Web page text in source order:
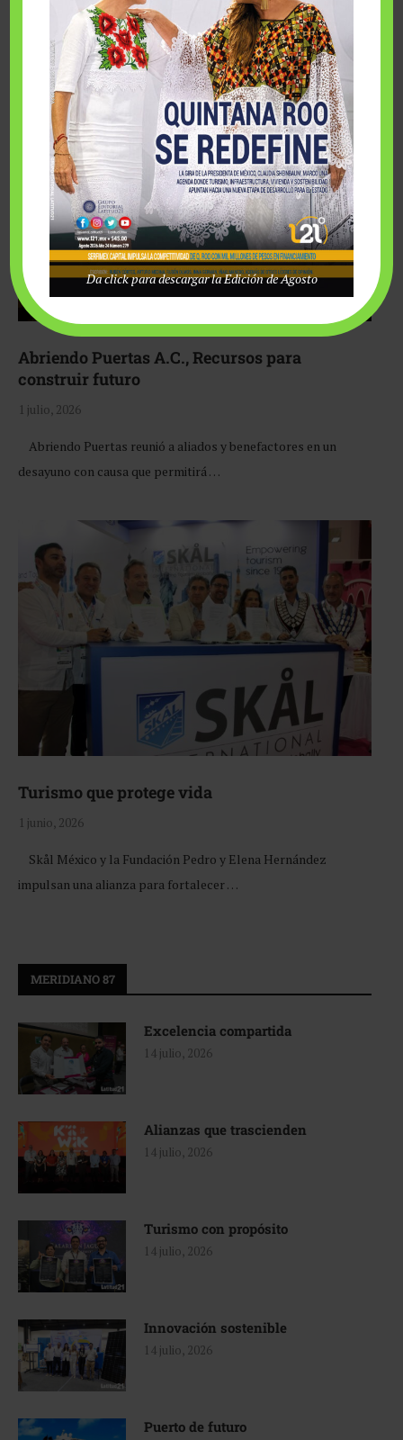
Fairmont Mayakoba y Make-A-Wish México unieron
esfuerzos para hacer realidad el deseo de una …
Abriendo Puertas A.C., Recursos para
construir futuro
1 julio, 2026
Abriendo Puertas reunió a aliados y benefactores en un
desayuno con causa que permitirá …
Turismo que protege vida
1 junio, 2026
Skål México y la Fundación Pedro y Elena Hernández
impulsan una alianza para fortalecer …
MERIDIANO 87
Excelencia compartida
14 julio, 2026
Alianzas que trascienden
14 julio, 2026
Turismo con propósito
14 julio, 2026
Innovación sostenible
14 julio, 2026
Puerto de futuro
Da click para descargar la Edición de Agosto